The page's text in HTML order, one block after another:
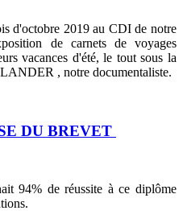
d'octobre 2019 au CDI de notre
de carnets de voyages
vacances d'été, le tout sous la
, notre documentaliste.
DU BREVET
94% de réussite à ce diplôme